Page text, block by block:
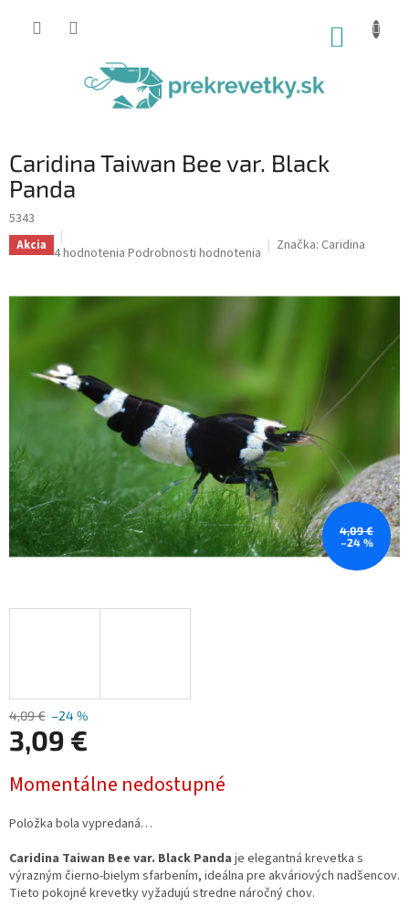
Caridina Taiwan Bee var. Black
Panda
5343
Akcia Priemerné
hviezdičiek.
4 hodnotenia Podrobnosti hodnotenia Značka: Caridina
4,09 €
–24 %
4,09 € –24 %
3,09 €
cena:
Momentálne nedostupné
Položka bola vypredaná…
Caridina Taiwan Bee var. Black Panda je elegantná krevetka s
výrazným čierno-bielym sfarbením, ideálna pre akváriových nadšencov.
Tieto pokojné krevetky vyžadujú stredne náročný chov.